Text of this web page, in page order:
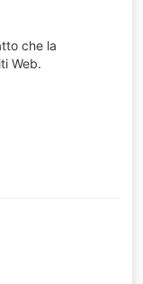
che la
Web.